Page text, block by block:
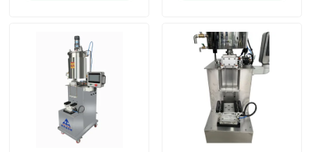
Über uns
Fabrik Tour